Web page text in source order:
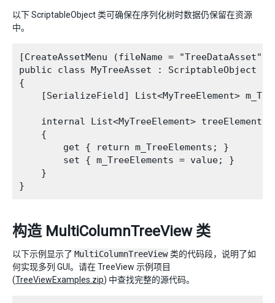
以下 ScriptableObject 类可确保在序列化树时数据仍保留在资源
中。
[CreateAssetMenu (fileName =
public class MyTreeAsset : ScriptableObject
{
[SerializeField] List<MyTreeElement>
    internal List<MyTreeElement> treeElements
    {
        get { return m_TreeElements; }
        set { m_TreeElements = value; }
    }
构造 MultiColumnTreeView 类
以下示例显示了 MultiColumnTreeView 类的代码段，说明了如
何实现多列 GUI。请在 TreeView 示例项目
(TreeViewExamples.zip) 中查找完整的源代码。